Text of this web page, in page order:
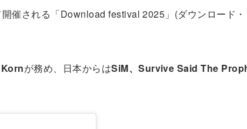
催される「Download festival 2025」(ダウンロード・
が務め、日本からはSiM、Survive Said The